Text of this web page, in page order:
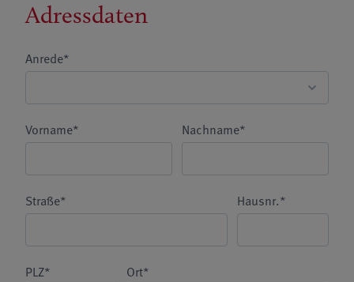
Adressdaten
Anrede*
Vorname* Nachname*
Straße* Hausnr.*
PLZ* Ort*